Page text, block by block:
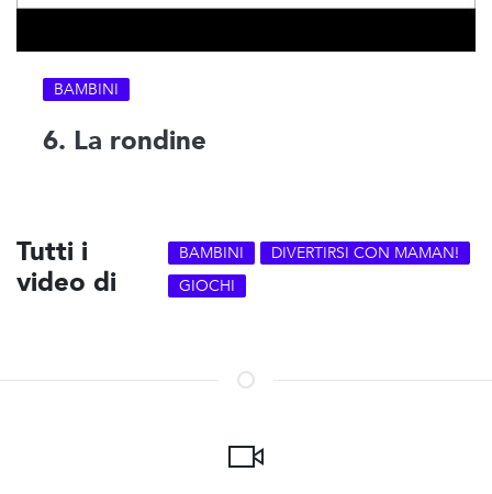
BAMBINI
6. La rondine
Tutti i
video di
BAMBINI
DIVERTIRSI CON MAMAN!
GIOCHI